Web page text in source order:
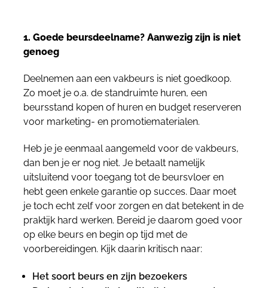
1. Goede beursdeelname? Aanwezig zijn is niet
genoeg
Deelnemen aan een vakbeurs is niet goedkoop.
Zo moet je o.a. de standruimte huren, een
beursstand kopen of huren en budget reserveren
voor marketing- en promotiematerialen.
Heb je je eenmaal aangemeld voor de vakbeurs,
dan ben je er nog niet. Je betaalt namelijk
uitsluitend voor toegang tot de beursvloer en
hebt geen enkele garantie op succes. Daar moet
je toch echt zelf voor zorgen en dat betekent in de
praktijk hard werken. Bereid je daarom goed voor
op elke beurs en begin op tijd met de
voorbereidingen. Kijk daarin kritisch naar:
Het soort beurs en zijn bezoekers